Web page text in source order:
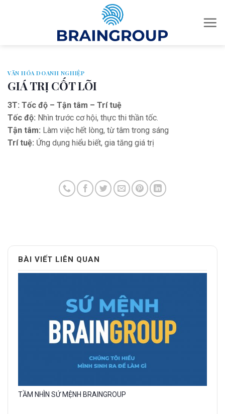
VĂN HÓA DOANH NGHIỆP
GIÁ TRỊ CỐT LÕI
3T: Tốc độ – Tận tâm – Trí tuệ
Tốc độ: Nhìn trước cơ hội, thực thi thần tốc.
Tận tâm: Làm việc hết lòng, từ tâm trong sáng
Trí tuệ: Ứng dụng hiểu biết, gia tăng giá trị
BÀI VIẾT LIÊN QUAN
Gallery
TẦM NHÌN SỨ MỆNH BRAINGROUP